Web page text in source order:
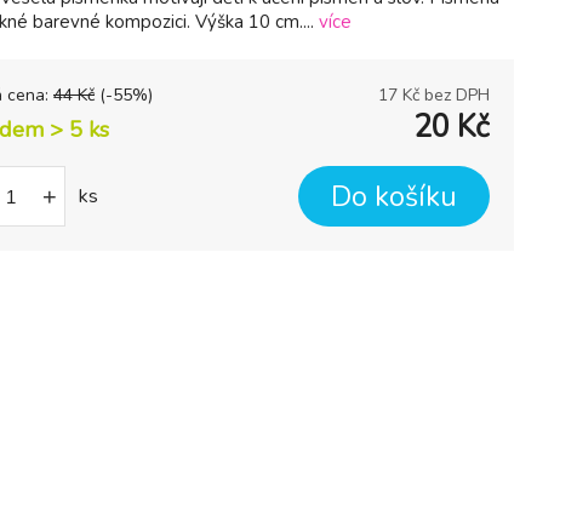
barevné kompozici. Výška 10 cm.... více
cena: 44 Kč (-55%) 17 Kč bez DPH
> 5 ks 20 Kč
+ ks Do košíku